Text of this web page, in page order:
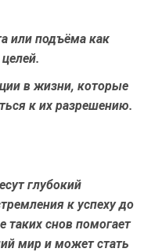
или подъёма как
в жизни, которые
к их разрешению.
глубокий
к успеху до
таких снов помогает
мир и может стать